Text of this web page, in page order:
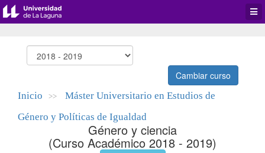
Cambiar curso
Inicio >>
Máster Universitario en Estudios de
Género y Políticas de Igualdad
Género y ciencia
(Curso Académico 2018 - 2019)